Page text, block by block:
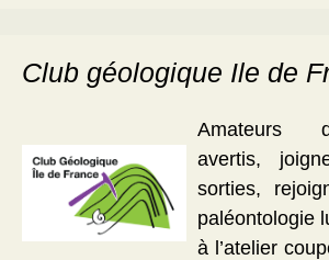
Club géologique Ile de
Amateurs
avertis,
sorties,
paléontologie
à l’atelier